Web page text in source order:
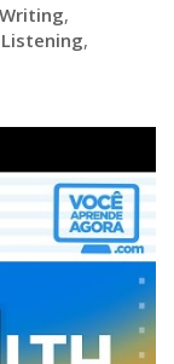
Writing,
Listening,